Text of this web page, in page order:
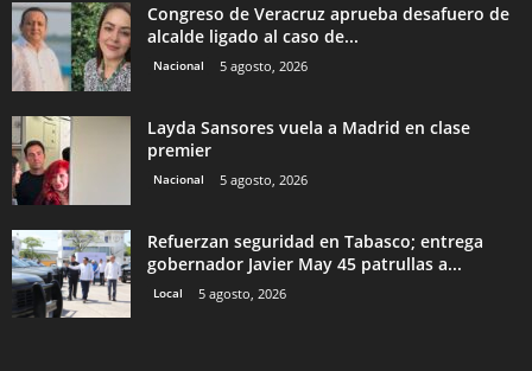
Congreso de Veracruz aprueba desafuero de
alcalde ligado al caso de...
Nacional 5 agosto, 2026
Layda Sansores vuela a Madrid en clase
premier
Nacional 5 agosto, 2026
Refuerzan seguridad en Tabasco; entrega
gobernador Javier May 45 patrullas a...
Local 5 agosto, 2026